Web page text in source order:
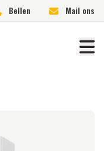
Bellen Mail ons